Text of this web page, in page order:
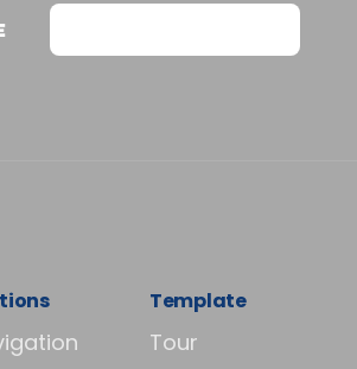
Template
Tour